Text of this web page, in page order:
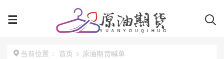
当前位置： 首页 > 原油期货喊单